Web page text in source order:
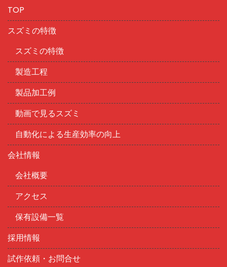
TOP
スズミの特徴
スズミの特徴
製造工程
製品加工例
動画で見るスズミ
自動化による生産効率の向上
会社情報
会社概要
アクセス
保有設備一覧
採用情報
試作依頼・お問合せ